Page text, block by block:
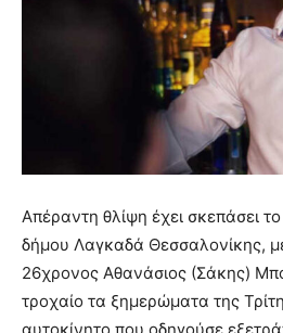
Απέραντη θλίψη έχει σκεπάσει
δήμου Λαγκαδά Θεσσαλονίκης,
26χρονος Αθανάσιος (Σάκης)
τροχαίο τα ξημερώματα της